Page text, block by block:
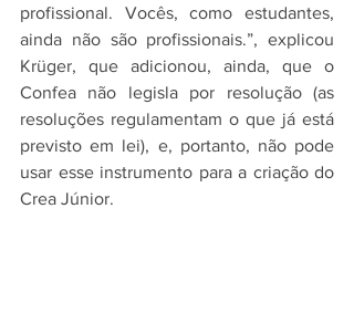
profissional. Vocês, como estudantes,
ainda não são profissionais.”, explicou
Krüger, que adicionou, ainda, que o
Confea não legisla por resolução (as
resoluções regulamentam o que já está
previsto em lei), e, portanto, não pode
usar esse instrumento para a criação do
Crea Júnior.